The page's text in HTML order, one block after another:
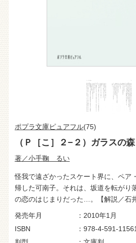
ポプラ文庫ピュアフル(75)
（Ｐ［こ］２−２）ガラスの森
著／小手鞠 るい
怪我で遠ざかったスケート界に、ペア
帰した可南子。それは、坂道を転がり
の恋のはじまりだった…。【解説／石
発売年月
2010年1月
ISBN
978-4-591-